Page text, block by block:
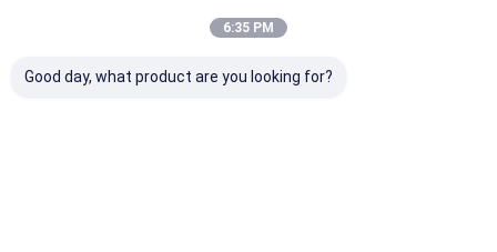
6:35 PM
Good day, what product are you looking for?